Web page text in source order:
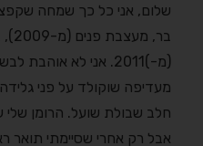
שלום, אני כל כך שמחה
בר,
(מ-)2011. אני לא
מעדיפה שוקולד על פני
חלב שבולת שועל. הרומן שלי
אבל רק אחרי שסיימתי תואר